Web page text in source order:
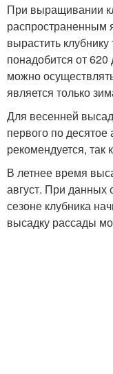
При выращивании
распространенным
вырастить
понадобится от
можно
является только
Для весенней
первого по
рекомендуется, так
В летнее время
август. При данных
сезоне клубника
высадку рассады